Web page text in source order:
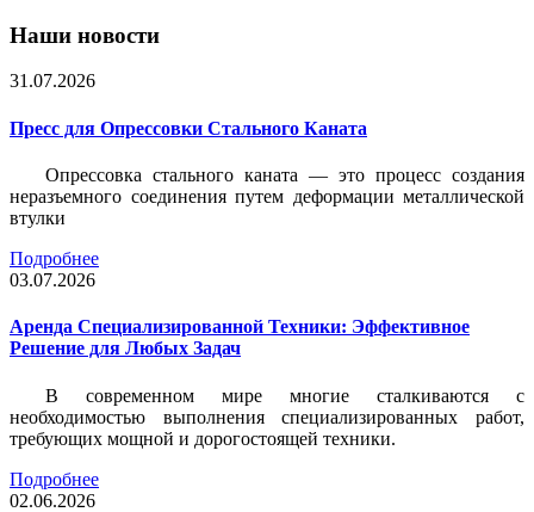
Наши новости
31.07.2026
Пресс для Опрессовки Стального Каната
Опрессовка стального каната — это процесс создания
неразъемного соединения путем деформации металлической
втулки
Подробнее
03.07.2026
Аренда Специализированной Техники: Эффективное
Решение для Любых Задач
В современном мире многие сталкиваются с
необходимостью выполнения специализированных работ,
требующих мощной и дорогостоящей техники.
Подробнее
02.06.2026